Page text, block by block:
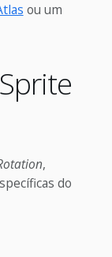
ou um
,
do